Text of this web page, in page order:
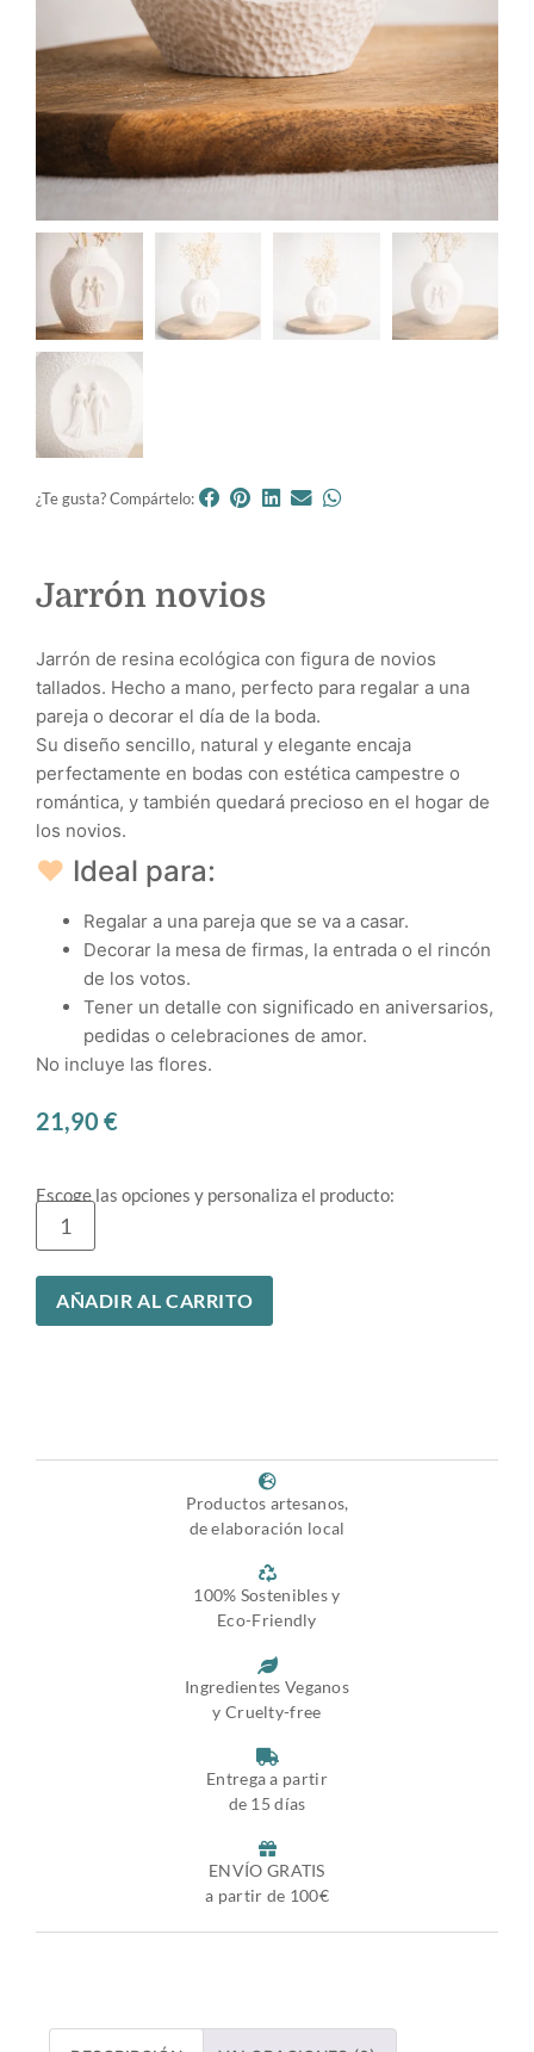
¿Te gusta? Compártelo:
Jarrón novios
Jarrón de resina ecológica con figura de novios
tallados. Hecho a mano, perfecto para regalar a una
pareja o decorar el día de la boda.
Su diseño sencillo, natural y elegante encaja
perfectamente en bodas con estética campestre o
romántica, y también quedará precioso en el hogar de
los novios.
♥ Ideal para:
Regalar a una pareja que se va a casar.
Decorar la mesa de firmas, la entrada o el rincón
de los votos.
Tener un detalle con significado en aniversarios,
pedidas o celebraciones de amor.
No incluye las flores.
21,90 €
Escoge las opciones y personaliza el producto:
AÑADIR AL CARRITO
Productos artesanos,
de elaboración local
100% Sostenibles y
Eco-Friendly
Ingredientes Veganos
y Cruelty-free
Entrega a partir
de 15 días
ENVÍO GRATIS
a partir de 100€